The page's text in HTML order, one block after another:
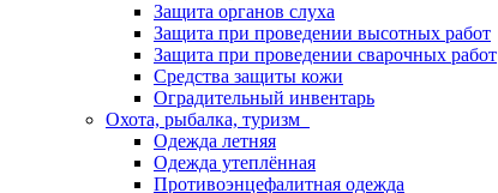
Защита органов слуха
Защита при проведении высотных работ
Защита при проведении сварочных работ
Средства защиты кожи
Оградительный инвентарь
Охота, рыбалка, туризм
Одежда летняя
Одежда утеплённая
Противоэнцефалитная одежда